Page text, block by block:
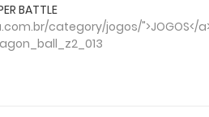
BATTLE
category/jogos/">JOGOS</